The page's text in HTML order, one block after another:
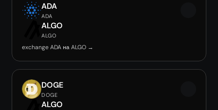
ADA
ADA
ALGO
ALGO
exchange ADA на ALGO →
DOGE
DOGE
ALGO